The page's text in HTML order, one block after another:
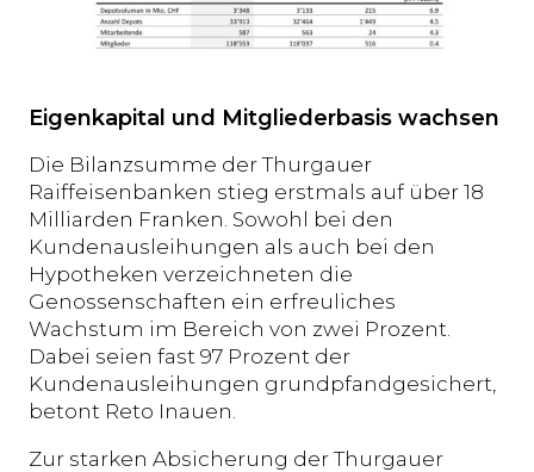
Eigenkapital und Mitgliederbasis wachsen
Die Bilanzsumme der Thurgauer
Raiffeisenbanken stieg erstmals auf über 18
Milliarden Franken. Sowohl bei den
Kundenausleihungen als auch bei den
Hypotheken verzeichneten die
Genossenschaften ein erfreuliches
Wachstum im Bereich von zwei Prozent.
Dabei seien fast 97 Prozent der
Kundenausleihungen grundpfandgesichert,
betont Reto Inauen.
Zur starken Absicherung der Thurgauer